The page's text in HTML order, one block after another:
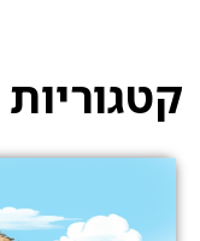
קטגוריות